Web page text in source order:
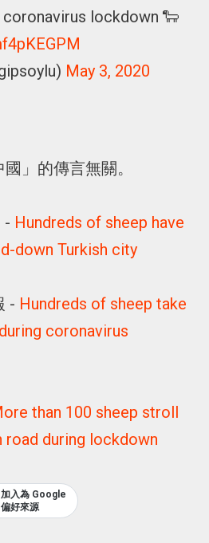
lockdown 🐑
May 3, 2020
」的傳言無關。
- Hundreds of sheep have
down Turkish city
- Hundreds of sheep take
coronavirus
than 100 sheep stroll
road during lockdown
加入為 Google
偏好來源